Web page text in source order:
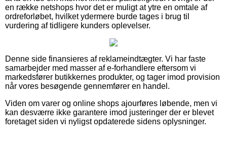
en række netshops hvor det er muligt at ytre en omtale af
ordreforløbet, hvilket ydermere burde tages i brug til
vurdering af tidligere kunders oplevelser.
Denne side finansieres af reklameindtægter. Vi har faste
samarbejder med masser af e-forhandlere eftersom vi
markedsfører butikkernes produkter, og tager imod provision
når vores besøgende gennemfører en handel.
Viden om varer og online shops ajourføres løbende, men vi
kan desværre ikke garantere imod justeringer der er blevet
foretaget siden vi nyligst opdaterede sidens oplysninger.